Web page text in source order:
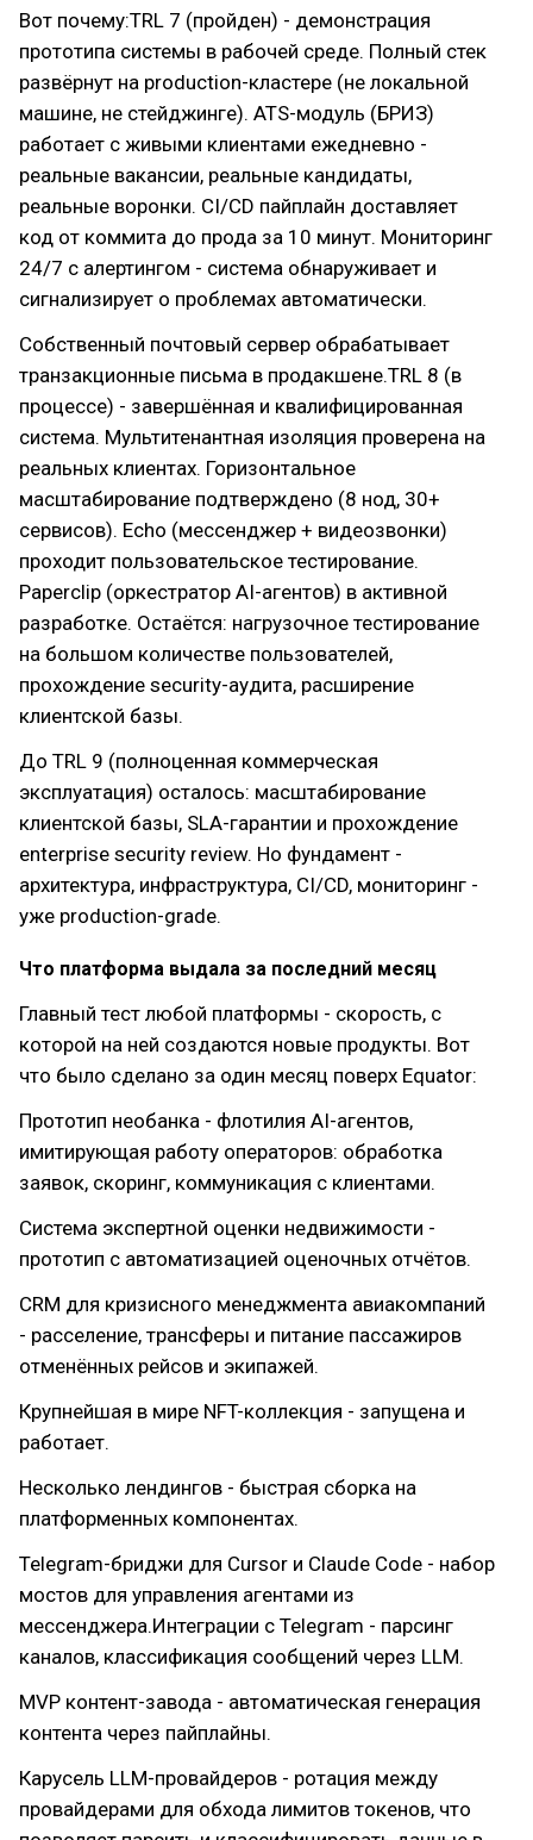
Вот почему:TRL 7 (пройден) - демонстрация
прототипа системы в рабочей среде. Полный стек
развёрнут на production-кластере (не локальной
машине, не стейджинге). ATS-модуль (БРИЗ)
работает с живыми клиентами ежедневно -
реальные вакансии, реальные кандидаты,
реальные воронки. CI/CD пайплайн доставляет
код от коммита до прода за 10 минут. Мониторинг
24/7 с алертингом - система обнаруживает и
сигнализирует о проблемах автоматически.
Собственный почтовый сервер обрабатывает
транзакционные письма в продакшене.TRL 8 (в
процессе) - завершённая и квалифицированная
система. Мультитенантная изоляция проверена на
реальных клиентах. Горизонтальное
масштабирование подтверждено (8 нод, 30+
сервисов). Echo (мессенджер + видеозвонки)
проходит пользовательское тестирование.
Paperclip (оркестратор AI-агентов) в активной
разработке. Остаётся: нагрузочное тестирование
на большом количестве пользователей,
прохождение security-аудита, расширение
клиентской базы.
До TRL 9 (полноценная коммерческая
эксплуатация) осталось: масштабирование
клиентской базы, SLA-гарантии и прохождение
enterprise security review. Но фундамент -
архитектура, инфраструктура, CI/CD, мониторинг -
уже production-grade.
Что платформа выдала за последний месяц
Главный тест любой платформы - скорость, с
которой на ней создаются новые продукты. Вот
что было сделано за один месяц поверх Equator:
Прототип необанка - флотилия AI-агентов,
имитирующая работу операторов: обработка
заявок, скоринг, коммуникация с клиентами.
Система экспертной оценки недвижимости -
прототип с автоматизацией оценочных отчётов.
CRM для кризисного менеджмента авиакомпаний
- расселение, трансферы и питание пассажиров
отменённых рейсов и экипажей.
Крупнейшая в мире NFT-коллекция - запущена и
работает.
Несколько лендингов - быстрая сборка на
платформенных компонентах.
Telegram-бриджи для Cursor и Claude Code - набор
мостов для управления агентами из
мессенджера.Интеграции с Telegram - парсинг
каналов, классификация сообщений через LLM.
MVP контент-завода - автоматическая генерация
контента через пайплайны.
Карусель LLM-провайдеров - ротация между
провайдерами для обхода лимитов токенов, что